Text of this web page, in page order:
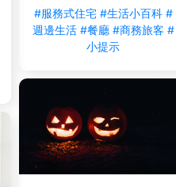
#服務式住宅 #生活小百科 #
週邊生活 #餐廳 #商務旅客 #
小提示